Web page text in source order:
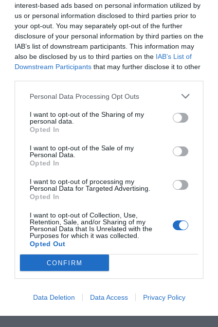
interest-based ads based on personal information utilized by
us or personal information disclosed to third parties prior to
your opt-out. You may separately opt-out of the further
disclosure of your personal information by third parties on the
IAB’s list of downstream participants. This information may
also be disclosed by us to third parties on the IAB’s List of
Downstream Participants that may further disclose it to other
Personal Data Processing Opt Outs
I want to opt-out of the Sharing of my
personal data.
Opted In
I want to opt-out of the Sale of my
Personal Data.
Opted In
I want to opt-out of processing my
Personal Data for Targeted Advertising.
Opted In
I want to opt-out of Collection, Use,
Retention, Sale, and/or Sharing of my
Personal Data that Is Unrelated with the
Purposes for which it was collected.
Opted Out
CONFIRM
Data Deletion Data Access Privacy Policy
Durante la investigación, los agentes afirmaron que el
sospechoso quedaba con otras personas para hacerles
entrega de grandes cajas de cartón. También se
observó que las dejaba en establecimientos dedicados
Respecto a las naves, tenían las ventanas cubiertas y
ningún rótulo que pudiese diferenciar la actividad
embargo, sí que se observaba el mismo flujo de gente
frecuentando los lugares investigados, que mantenían
relación familiar con el principal sospechoso.